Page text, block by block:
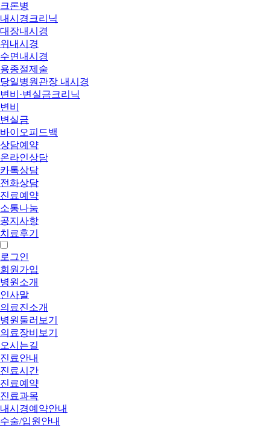
크론병
내시경크리닉
대장내시경
위내시경
수면내시경
용종절제술
당일병원관장 내시경
변비·변실금크리닉
변비
변실금
바이오피드백
상담예약
온라인상담
카톡상담
전화상담
진료예약
소통나눔
공지사항
치료후기
로그인
회원가입
병원소개
인사말
의료진소개
병원둘러보기
의료장비보기
오시는길
진료안내
진료시간
진료예약
진료과목
내시경예약안내
수술/입원안내